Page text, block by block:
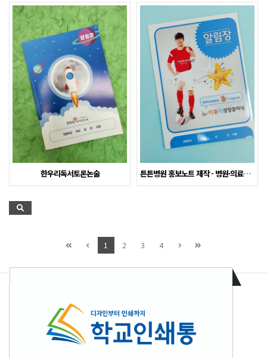
한우리독서토론논술 튼튼병원 홍보노트 제작 - 병원·의료기관 홍보 노트 인…
1 2 3 4